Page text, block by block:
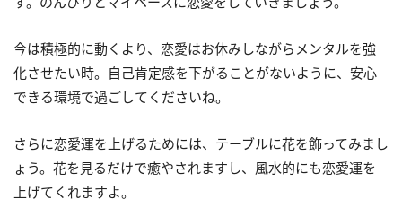
今は積極的に動くより、恋愛はお休みしながらメンタルを強
化させたい時。自己肯定感を下がることがないように、安心
できる環境で過ごしてくださいね。
さらに恋愛運を上げるためには、テーブルに花を飾ってみまし
ょう。花を見るだけで癒やされますし、風水的にも恋愛運を
上げてくれますよ。